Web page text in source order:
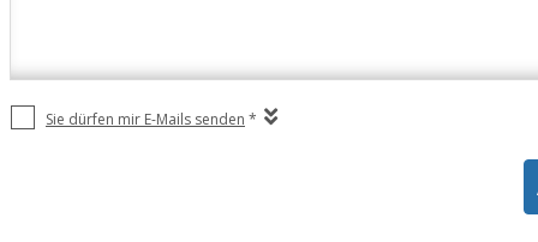
Sie dürfen mir E-Mails senden *